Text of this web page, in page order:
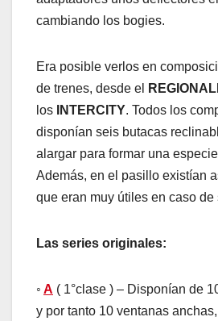
cambiando los bogies.
Era posible verlos en
de trenes, desde el
los
INTERCITY. Todos los
disponían seis butacas
alargar para formar una
Además, en el pasillo existían
que eran muy útiles en caso de
Las series originales:
◦ A ( 1°clase ) – Disponían de
y por tanto 10 ventanas